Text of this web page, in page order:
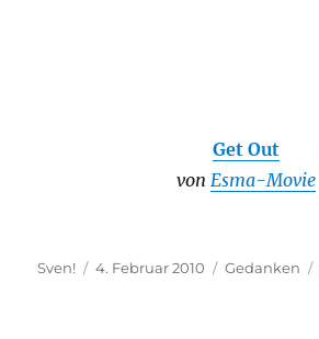
Get Out
von Esma-Movie
Autor
Sven!
Veröffentlicht
4. Februar 2010 Kategorien
Gedanken